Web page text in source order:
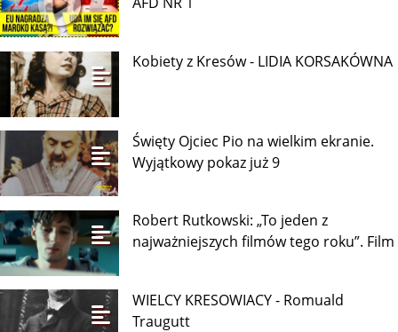
Kobiety z Kresów - LIDIA KORSAKÓWNA
Święty Ojciec Pio na wielkim ekranie.
Wyjątkowy pokaz już 9
Robert Rutkowski: „To jeden z
najważniejszych filmów tego roku”. Film
WIELCY KRESOWIACY - Romuald
Traugutt